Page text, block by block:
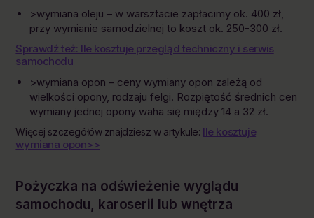
>wymiana oleju – w warsztacie zapłacimy ok. 400 zł,
przy wymianie samodzielnej to koszt ok. 250-300 zł.
Sprawdź też: Ile kosztuje przegląd techniczny i serwis
samochodu
>wymiana opon – ceny wymiany opon zależą od
wielkości opony, rodzaju felgi. Rozpiętość średnich cen
wymiany jednej opony waha się między 14 a 32 zł.
Więcej szczegółów znajdziesz w artykule: Ile kosztuje
wymiana opon>>
Pożyczka na odświeżenie wyglądu
samochodu, karoserii lub wnętrza